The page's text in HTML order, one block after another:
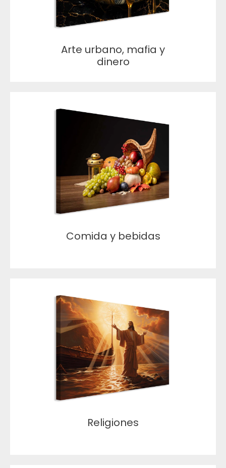
Arte urbano, mafia y
dinero
Comida y bebidas
Religiones